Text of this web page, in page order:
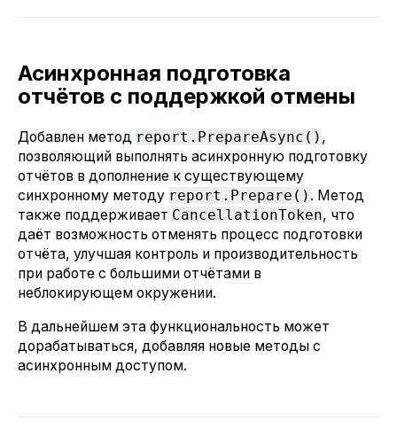
Асинхронная подготовка
отчётов с поддержкой отмены
Добавлен метод report.PrepareAsync() ,
позволяющий выполнять асинхронную подготовку
отчётов в дополнение к существующему
синхронному методу report.Prepare() . Метод
также поддерживает CancellationToken, что
даёт возможность отменять процесс подготовки
отчёта, улучшая контроль и производительность
при работе с большими отчётами в
неблокирующем окружении.
В дальнейшем эта функциональность может
дорабатываться, добавляя новые методы с
асинхронным доступом.